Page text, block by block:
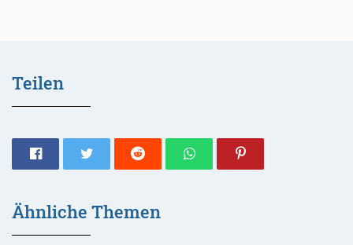
Teilen
Ähnliche Themen